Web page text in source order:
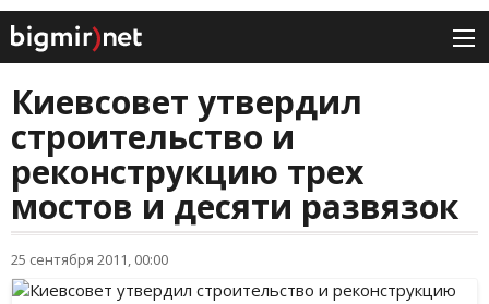
Киевсовет утвердил
строительство и
реконструкцию трех
мостов и десяти развязок
25 сентября 2011, 00:00